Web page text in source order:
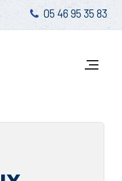
05 46 95 35 83